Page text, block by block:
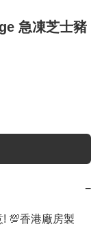
急凍芝士豬
−
💯香港廠房製